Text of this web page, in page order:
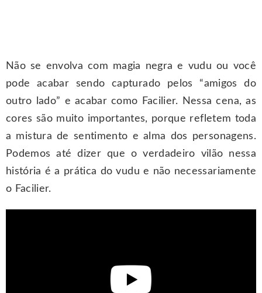
Não se envolva com magia negra e vudu ou você
pode acabar sendo capturado pelos “amigos do
outro lado” e acabar como Facilier. Nessa cena, as
cores são muito importantes, porque refletem toda
a mistura de sentimento e alma dos personagens.
Podemos até dizer que o verdadeiro vilão nessa
história é a prática do vudu e não necessariamente
o Facilier.